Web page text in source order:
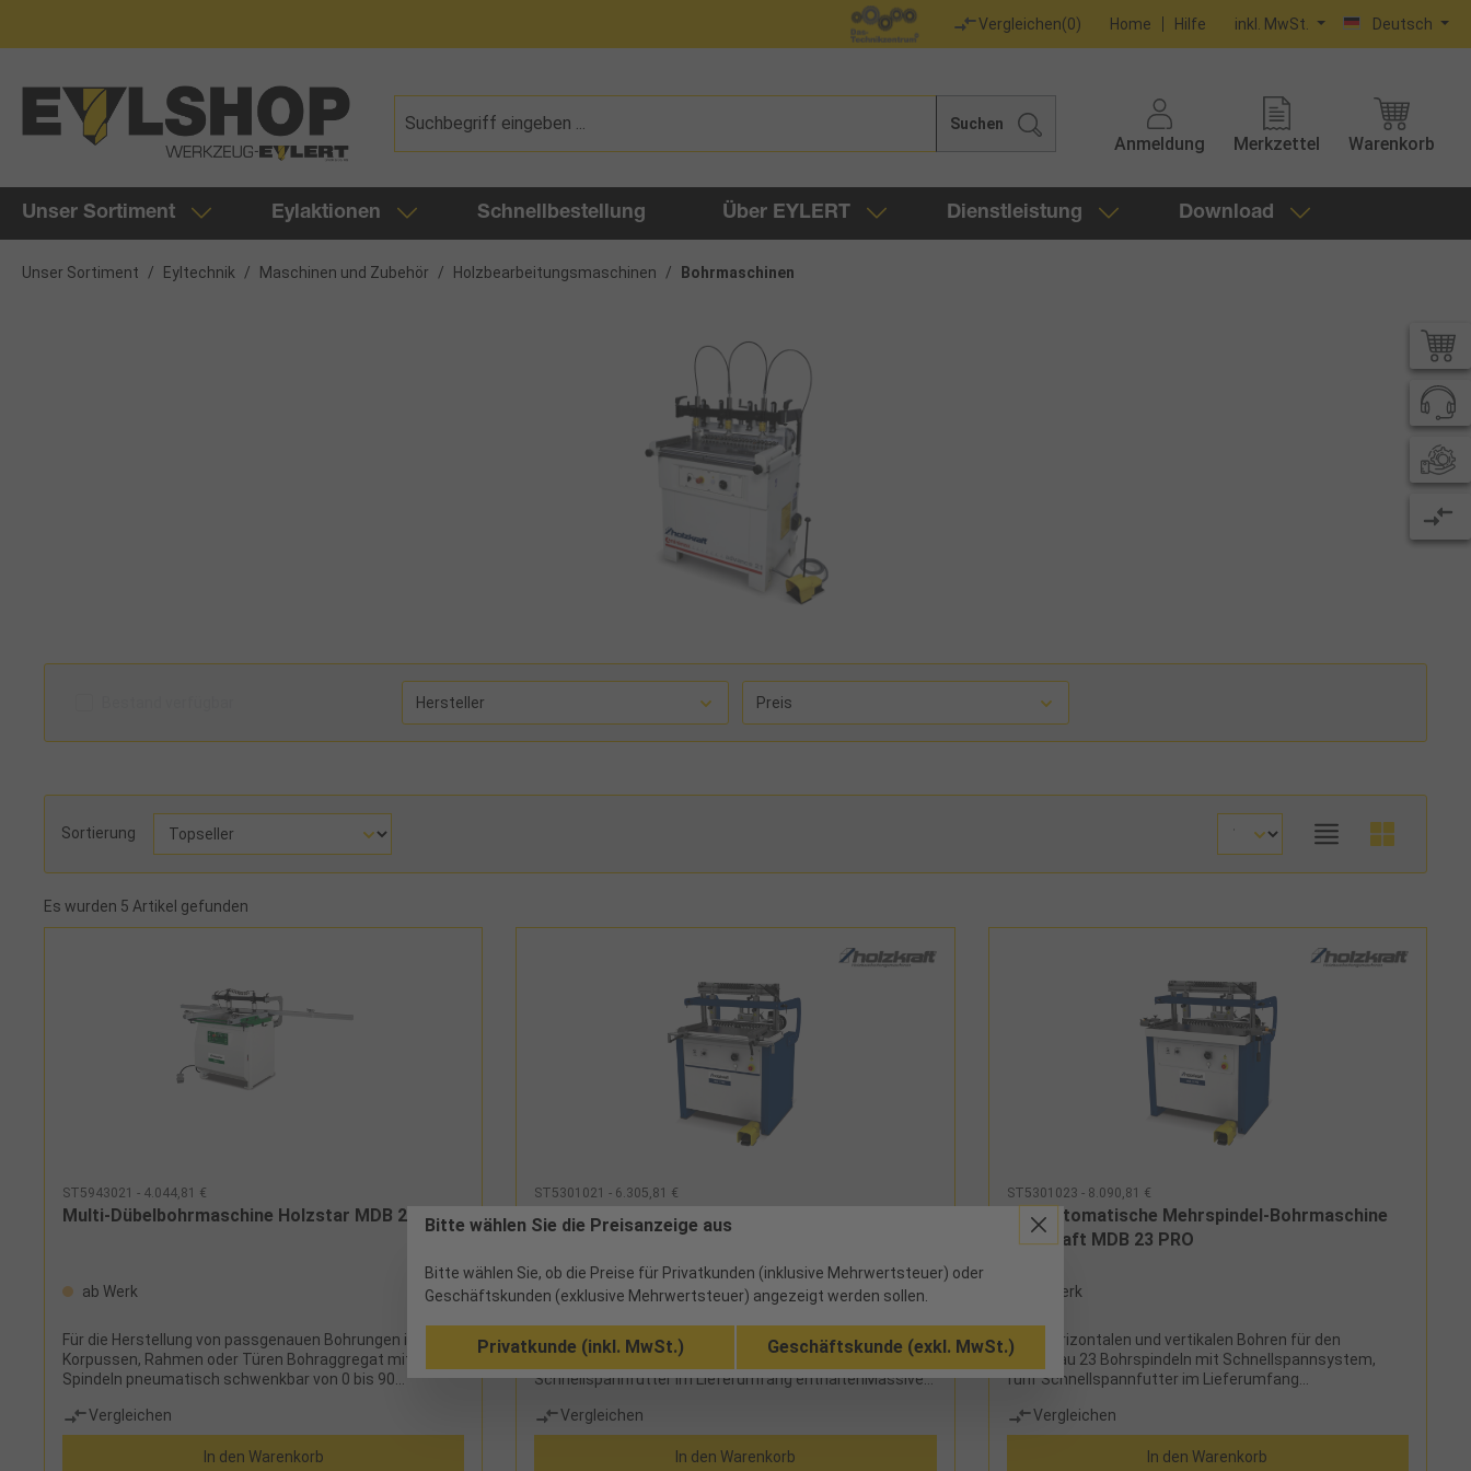
Vergleichen(0) Home Hilfe inkl. MwSt. Deutsch
Suchen
Anmeldung Merkzettel Warenkorb
Unser Sortiment Eylaktionen Schnellbestellung Über EYLERT Dienstleistung Download
Unser Sortiment / Eyltechnik / Maschinen und Zubehör / Holzbearbeitungsmaschinen / Bohrmaschinen
Hersteller Preis
Sortierung
Es wurden 5 Artikel gefunden
ST5943021 - 4.044,81 €
Multi-Dübelbohrmaschine Holzstar MDB 21
ab Werk
Für die Herstellung von passgenauen Bohrungen in
Korpussen, Rahmen oder Türen Bohraggregat mit 21
Spindeln pneumatisch schwenkbar von 0 bis 90
pneumatische Werkstückniederhalter für flexible
WerkstückspannungBedienung der Hauptfunktionen
Spannen, Bohren und Lösen über FußpedalBohrtiefen-
Vergleichen
In den Warenkorb
ST5301021 - 6.305,81 €
Halbautomatische Mehrspindel-Bohrmaschine
Holzkraft MDB 21 PRO
ab Werk
Zum horizontalen und vertikalen Bohren für den
Möbelbau Bohrspindeln mit Schnellspannsystem, fünf
Schnellspannfutter im Lieferumfang enthaltenMassiver
schnellen und einfachen Justierung der Bohrtiefe über
SpiralscheibePneumatische Bohrkopfschwenkung, zum
Bohren in jeder Position zwischen 0° und 90°Abklappbare
Vergleichen
In den Warenkorb
ST5301023 - 8.090,81 €
Halbautomatische Mehrspindel-Bohrmaschine
Holzkraft MDB 23 PRO
ab Werk
Zum horizontalen und vertikalen Bohren für den
Möbelbau 23 Bohrspindeln mit Schnellspannsystem,
fünf Schnellspannfutter im Lieferumfang
System zur schnellen und einfachen Justierung der
Bohrtiefe über SpiralscheibePneumatische
Bohrkopfschwenkung, zum Bohren in jeder Position
Vergleichen
In den Warenkorb
Bitte wählen Sie die Preisanzeige aus
Bitte wählen Sie, ob die Preise für Privatkunden (inklusive Mehrwertsteuer) oder
Geschäftskunden (exklusive Mehrwertsteuer) angezeigt werden sollen.
Privatkunde (inkl. MwSt.) Geschäftskunde (exkl. MwSt.)